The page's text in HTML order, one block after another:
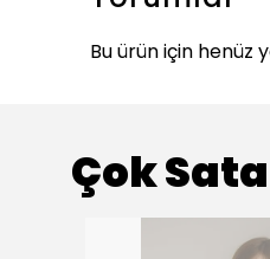
Bu ürün için henüz
Çok